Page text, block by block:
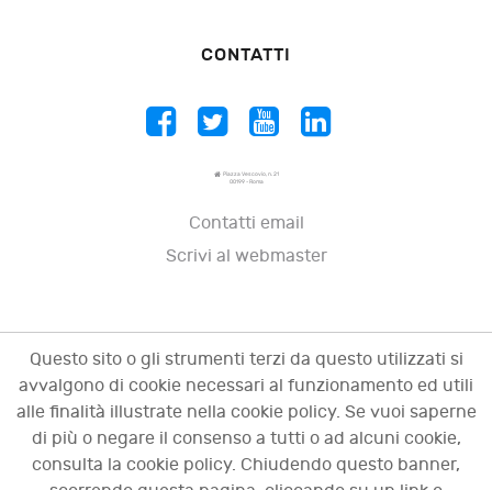
CONTATTI
Piazza Vescovio, n. 21
00199 - Roma
Contatti email
Scrivi al webmaster
Questo sito o gli strumenti terzi da questo utilizzati si
avvalgono di cookie necessari al funzionamento ed utili
alle finalità illustrate nella cookie policy. Se vuoi saperne
di più o negare il consenso a tutti o ad alcuni cookie,
consulta la cookie policy. Chiudendo questo banner,